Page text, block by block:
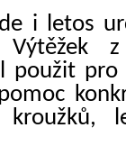
i letos
z
použit